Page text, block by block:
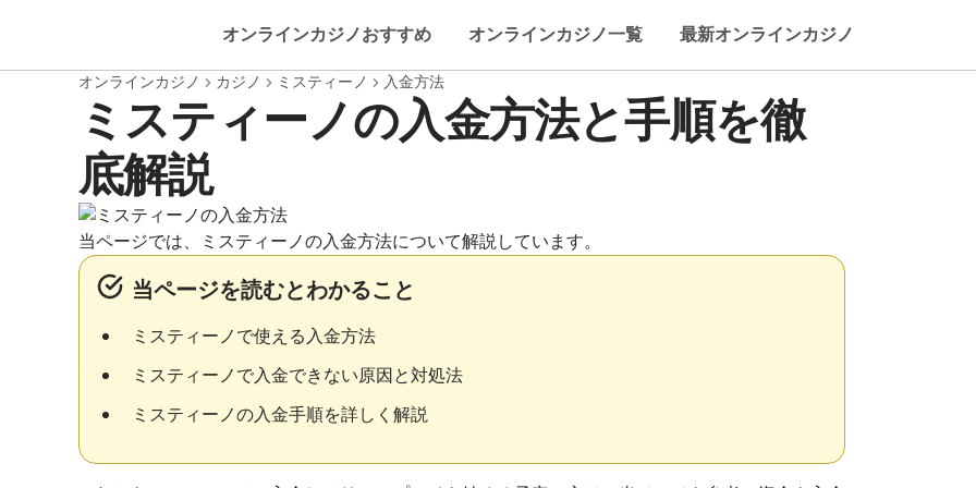
オンラインカジノおすすめ オンラインカジノ一覧 最新オンラインカジノ
オンラインカジノ カジノ ミスティーノ 入金方法
ミスティーノの入金方法と手順を徹
底解説
当ページでは、ミスティーノの入金方法について解説しています。
当ページを読むとわかること
ミスティーノで使える入金方法
ミスティーノで入金できない原因と対処法
ミスティーノの入金手順を詳しく解説